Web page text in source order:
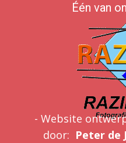
Één van
- Website
door: Peter de